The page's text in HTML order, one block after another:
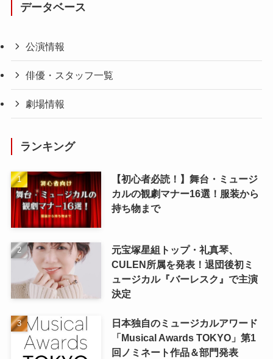
データベース
公演情報
俳優・スタッフ一覧
劇場情報
ランキング
【初心者必読！】舞台・ミュージ
カルの観劇マナー16選！服装から
持ち物まで
元宝塚星組トップ・礼真琴、
CULEN所属を発表！退団後初ミ
ュージカル『バーレスク』で主演
決定
日本独自のミュージカルアワード
「Musical Awards TOKYO」第1
回ノミネート作品＆部門発表